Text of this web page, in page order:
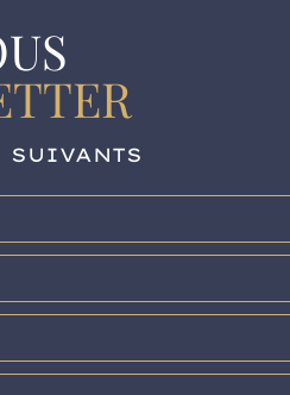
–01 78 95
PART DE VOS
SUIVANTS